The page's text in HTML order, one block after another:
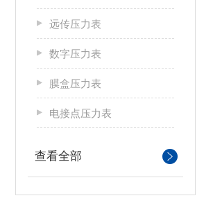
远传压力表
数字压力表
膜盒压力表
电接点压力表
查看全部